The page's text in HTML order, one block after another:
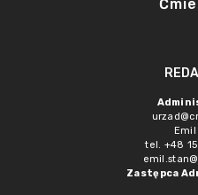
Emil
tel. +48
Zastępca